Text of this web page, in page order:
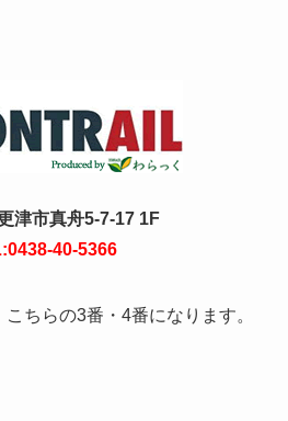
津市真舟5-7-17 1F
40-5366
ちらの3番・4番になります。